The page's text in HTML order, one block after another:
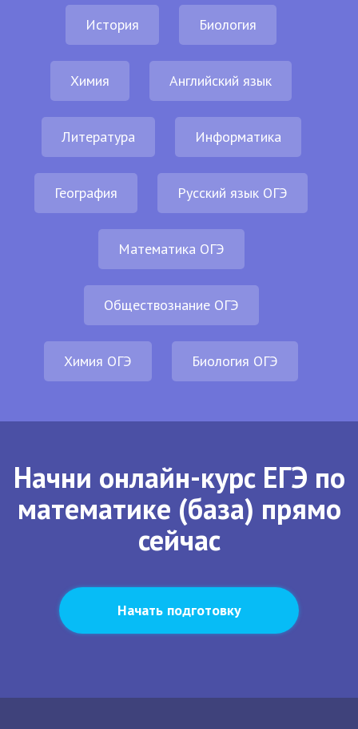
История Биология
Химия Английский язык
Литература Информатика
География Русский язык ОГЭ
Математика ОГЭ
Обществознание ОГЭ
Химия ОГЭ Биология ОГЭ
Начни онлайн-курс ЕГЭ по
математике (база) прямо
сейчас
Начать подготовку